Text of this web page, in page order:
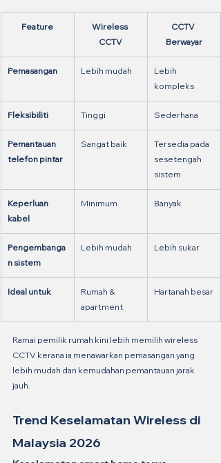
Feature
Wireless
CCTV
CCTV
Berwayar
Pemasangan Lebih mudah
Lebih
kompleks
Fleksibiliti Tinggi Sederhana
Pemantauan
telefon pintar
Sangat baik
Tersedia pada
sesetengah
sistem
Keperluan
kabel
Minimum Banyak
Pengembanga
n sistem
Lebih mudah Lebih sukar
Ideal untuk
Rumah &
apartment
Hartanah besar
Ramai pemilik rumah kini lebih memilih wireless
CCTV kerana ia menawarkan pemasangan yang
lebih mudah dan kemudahan pemantauan jarak
jauh.
Trend Keselamatan Wireless di
Malaysia 2026